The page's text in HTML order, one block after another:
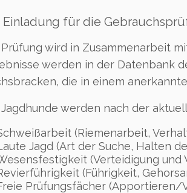
Einladung für die
wird in Zusammenarbeit
werden in der Datenbank
die in einem
Jagdhunde werden nach der
(Riemenarbeit,
Jagd (Art der Suche, Halten
(Verteidigung und
(Führigkeit,
Prüfungsfächer (Apportieren/